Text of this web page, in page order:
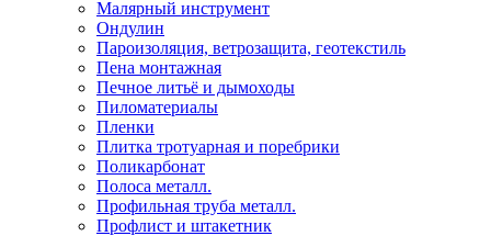
Малярный инструмент
Ондулин
Пароизоляция, ветрозащита, геотекстиль
Пена монтажная
Печное литьё и дымоходы
Пиломатериалы
Пленки
Плитка тротуарная и поребрики
Поликарбонат
Полоса металл.
Профильная труба металл.
Профлист и штакетник